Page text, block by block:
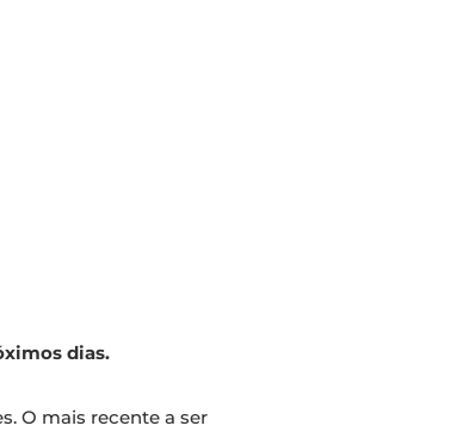
dias.
O mais recente a ser